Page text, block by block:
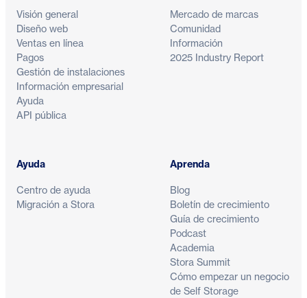
Visión general
Diseño web
Ventas en línea
Pagos
Gestión de instalaciones
Información empresarial
Ayuda
API pública
Mercado de marcas
Comunidad
Información
2025 Industry Report
Ayuda
Centro de ayuda
Migración a Stora
Aprenda
Blog
Boletín de crecimiento
Guía de crecimiento
Podcast
Academia
Stora Summit
Cómo empezar un negocio
de Self Storage